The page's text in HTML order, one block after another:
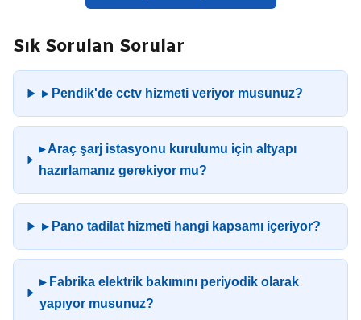
Sık Sorulan Sorular
▸ Pendik'de cctv hizmeti veriyor musunuz?
▸ Araç şarj istasyonu kurulumu için altyapı
hazırlamanız gerekiyor mu?
▸ Pano tadilat hizmeti hangi kapsamı içeriyor?
▸ Fabrika elektrik bakımını periyodik olarak
yapıyor musunuz?